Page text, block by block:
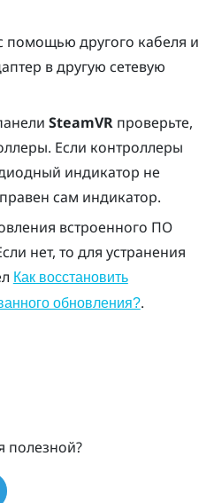
помощью другого кабеля и
в другую сетевую
SteamVRпроверьте,
Если контроллеры
индикатор не
сам индикатор.
встроенного ПО
нет, то для устранения
Как восстановить
обновления?.
полезной?